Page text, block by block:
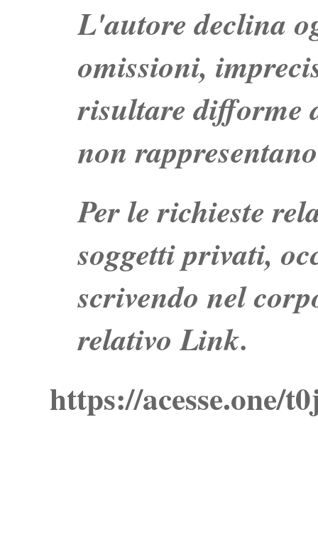
L'autore declina
omissioni,
risultare difforme
non
Per le richieste
soggetti privati,
scrivendo nel
relativo Link.
https://acesse.one/